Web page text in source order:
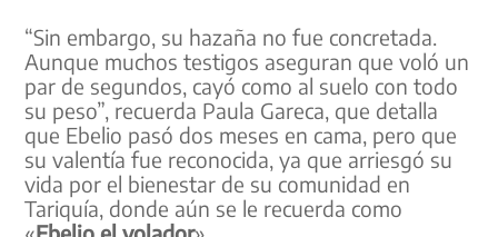
“Sin embargo, su hazaña no fue concretada.
Aunque muchos testigos aseguran que voló un
par de segundos, cayó como al suelo con todo
su peso”, recuerda Paula Gareca, que detalla
que Ebelio pasó dos meses en cama, pero que
su valentía fue reconocida, ya que arriesgó su
vida por el bienestar de su comunidad en
Tariquía, donde aún se le recuerda como